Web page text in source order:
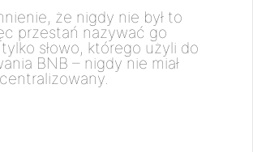
że nigdy nie był to
przestań nazywać go
tylko słowo, którego użyli do
BNB – nigdy nie miał